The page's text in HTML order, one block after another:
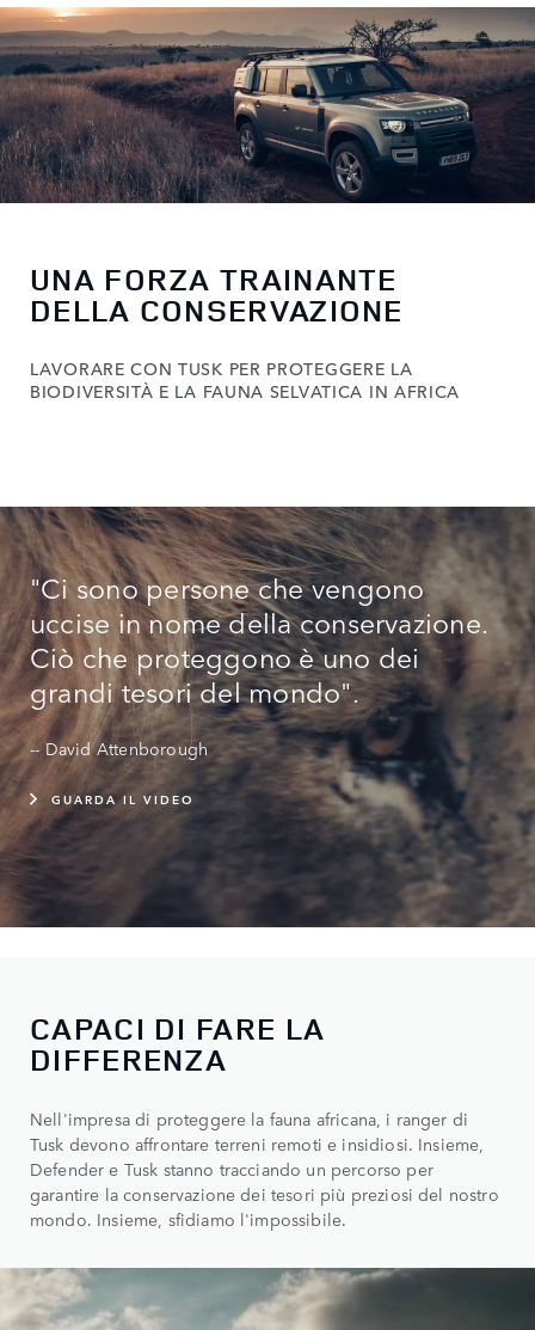
UNA FORZA TRAINANTE
DELLA CONSERVAZIONE
LAVORARE CON TUSK PER PROTEGGERE LA
BIODIVERSITÀ E LA FAUNA SELVATICA IN AFRICA
"Ci sono persone che vengono
uccise in nome della conservazione.
Ciò che proteggono è uno dei
grandi tesori del mondo".
-- David Attenborough
GUARDA IL VIDEO
CAPACI DI FARE LA
DIFFERENZA
Nell'impresa di proteggere la fauna africana, i ranger di
Tusk devono affrontare terreni remoti e insidiosi. Insieme,
Defender e Tusk stanno tracciando un percorso per
garantire la conservazione dei tesori più preziosi del nostro
mondo. Insieme, sfidiamo l'impossibile.